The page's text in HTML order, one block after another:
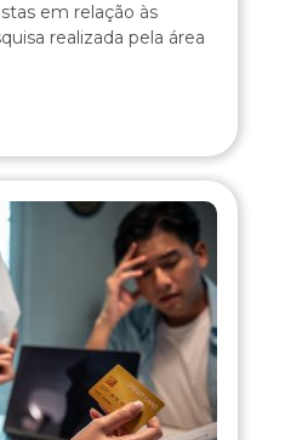
em relação às
realizada pela área